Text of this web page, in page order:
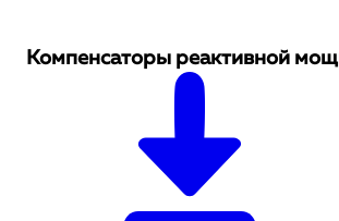
Компенсаторы реактивной